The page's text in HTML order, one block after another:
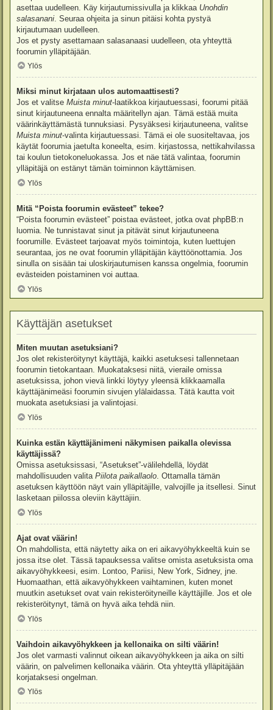
asettaa uudelleen. Käy kirjautumissivulla ja klikkaa Unohdin
salasanani . Seuraa ohjeita ja sinun pitäisi kohta pystyä
kirjautumaan uudelleen.
Jos et pysty asettamaan salasanaasi uudelleen, ota yhteyttä
foorumin ylläpitäjään.
Ylös
Miksi minut kirjataan ulos automaattisesti?
Jos et valitse Muista minut-laatikkoa kirjautuessasi, foorumi pitää
sinut kirjautuneena ennalta määritellyn ajan. Tämä estää muita
väärinkäyttämästä tunnuksiasi. Pysyäksesi kirjautuneena, valitse
Muista minut-valinta kirjautuessasi. Tämä ei ole suositeltavaa, jos
käytät foorumia jaetulta koneelta, esim. kirjastossa, nettikahvilassa
tai koulun tietokoneluokassa. Jos et näe tätä valintaa, foorumin
ylläpitäjä on estänyt tämän toiminnon käyttämisen.
Ylös
Mitä “Poista foorumin evästeet” tekee?
“Poista foorumin evästeet” poistaa evästeet, jotka ovat phpBB:n
luomia. Ne tunnistavat sinut ja pitävät sinut kirjautuneena
foorumille. Evästeet tarjoavat myös toimintoja, kuten luettujen
seurantaa, jos ne ovat foorumin ylläpitäjän käyttöönottamia. Jos
sinulla on sisään tai uloskirjautumisen kanssa ongelmia, foorumin
evästeiden poistaminen voi auttaa.
Ylös
Käyttäjän asetukset
Miten muutan asetuksiani?
Jos olet rekisteröitynyt käyttäjä, kaikki asetuksesi tallennetaan
foorumin tietokantaan. Muokataksesi niitä, vieraile omissa
asetuksissa, johon vievä linkki löytyy yleensä klikkaamalla
käyttäjänimeäsi foorumin sivujen ylälaidassa. Tätä kautta voit
muokata asetuksiasi ja valintojasi.
Ylös
Kuinka estän käyttäjänimeni näkymisen paikalla olevissa
käyttäjissä?
Omissa asetuksissasi, “Asetukset”-välilehdellä, löydät
mahdollisuuden valita Piilota paikallaolo. Ottamalla tämän
asetuksen käyttöön näyt vain ylläpitäjille, valvojille ja itsellesi. Sinut
lasketaan piilossa oleviin käyttäjiin.
Ylös
Ajat ovat väärin!
On mahdollista, että näytetty aika on eri aikavyöhykkeeltä kuin se
jossa itse olet. Tässä tapauksessa valitse omista asetuksista oma
aikavyöhykkeesi, esim. Lontoo, Pariisi, New York, Sidney, jne.
Huomaathan, että aikavyöhykkeen vaihtaminen, kuten monet
muutkin asetukset ovat vain rekisteröityneille käyttäjille. Jos et ole
rekisteröitynyt, tämä on hyvä aika tehdä niin.
Ylös
Vaihdoin aikavyöhykkeen ja kellonaika on silti väärin!
Jos olet varmasti valinnut oikean aikavyöhykkeen ja aika on silti
väärin, on palvelimen kellonaika väärin. Ota yhteyttä ylläpitäjään
korjataksesi ongelman.
Ylös